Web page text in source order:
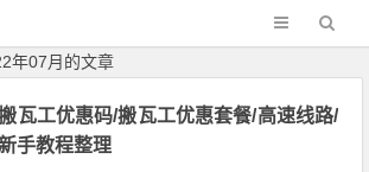
年07月的文章
瓦工优惠码/搬瓦工优惠套餐/高速线路/
手教程整理